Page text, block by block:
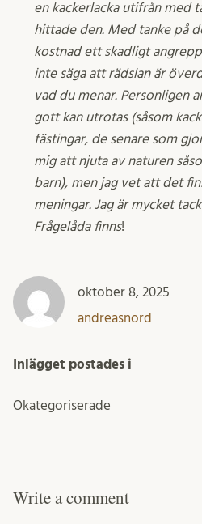
en kackerlacka utifrån med
hittade den. Med tanke på
kostnad ett skadligt
inte säga att rädslan är
vad du menar. Personligen
gott kan utrotas (såsom
fästingar, de senare som
mig att njuta av naturen
barn), men jag vet att det
meningar. Jag är mycket
Frågelåda finns!
oktober 8, 2025
andreasnord
Inlägget postades i
Okategoriserade
Write a comment